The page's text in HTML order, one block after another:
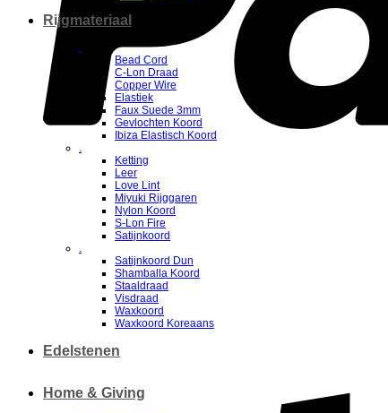
Rijgmateriaal
.
Bead Cord
C-Lon Draad
Copper Wire
Elastiek
Faux Suede 3mm
Gevlochten Koord
Ibiza Elastisch Koord
.
Ketting
Leer
Love Lint
Miyuki Rijggaren
Nylon Koord
S-Lon Fire
Satijnkoord
.
Satijnkoord Dun
Shamballa Koord
Staaldraad
Visdraad
Waxkoord
Waxkoord Koreaans
Edelstenen
Home & Giving